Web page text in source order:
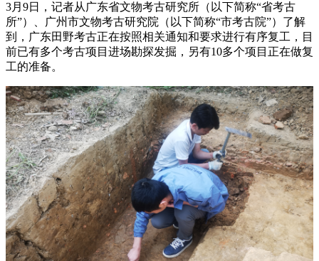
3月9日，记者从广东省文物考古研究所（以下简称“省考古
所”）、广州市文物考古研究院（以下简称“市考古院”）了解
到，广东田野考古正在按照相关通知和要求进行有序复工，目
前已有多个考古项目进场勘探发掘，另有10多个项目正在做复
工的准备。